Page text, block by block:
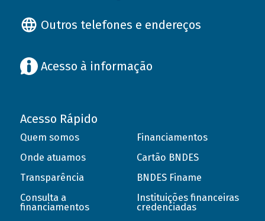
Outros telefones e endereços
Acesso à informação
Acesso Rápido
Quem somos
Onde atuamos
Transparência
Consulta a
financiamentos
Financiamentos
Cartão BNDES
BNDES Finame
Instituições financeiras
credenciadas